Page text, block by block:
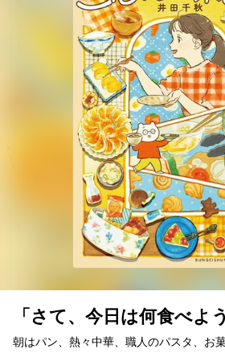
「さて、今日は何食べよ
朝はパン、熱々中華、職人のパスタ、お